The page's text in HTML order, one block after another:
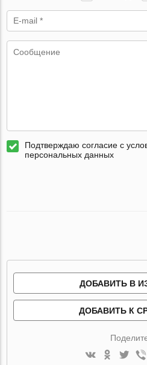
Подтверждаю согласие с
персональных данных
ДОБАВИТЬ В
ДОБАВИТЬ К